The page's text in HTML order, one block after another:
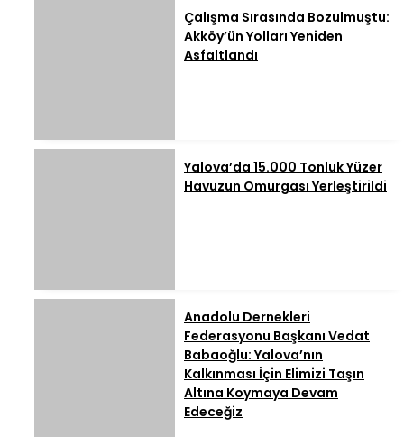
Çalışma Sırasında Bozulmuştu:
Akköy’ün Yolları Yeniden
Asfaltlandı
Yalova’da 15.000 Tonluk Yüzer
Havuzun Omurgası Yerleştirildi
Anadolu Dernekleri
Federasyonu Başkanı Vedat
Babaoğlu: Yalova’nın
Kalkınması İçin Elimizi Taşın
Altına Koymaya Devam
Edeceğiz